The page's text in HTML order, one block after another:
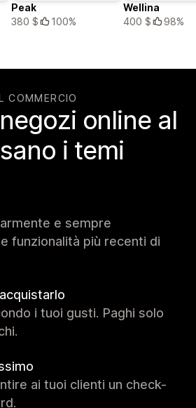
Peak
380 $
100%
Wellina
400 $
98%
COMMERCIO
online al
i temi
e sempre
funzionalità più recenti di
i tuoi gusti. Paghi solo
ai tuoi clienti un check-